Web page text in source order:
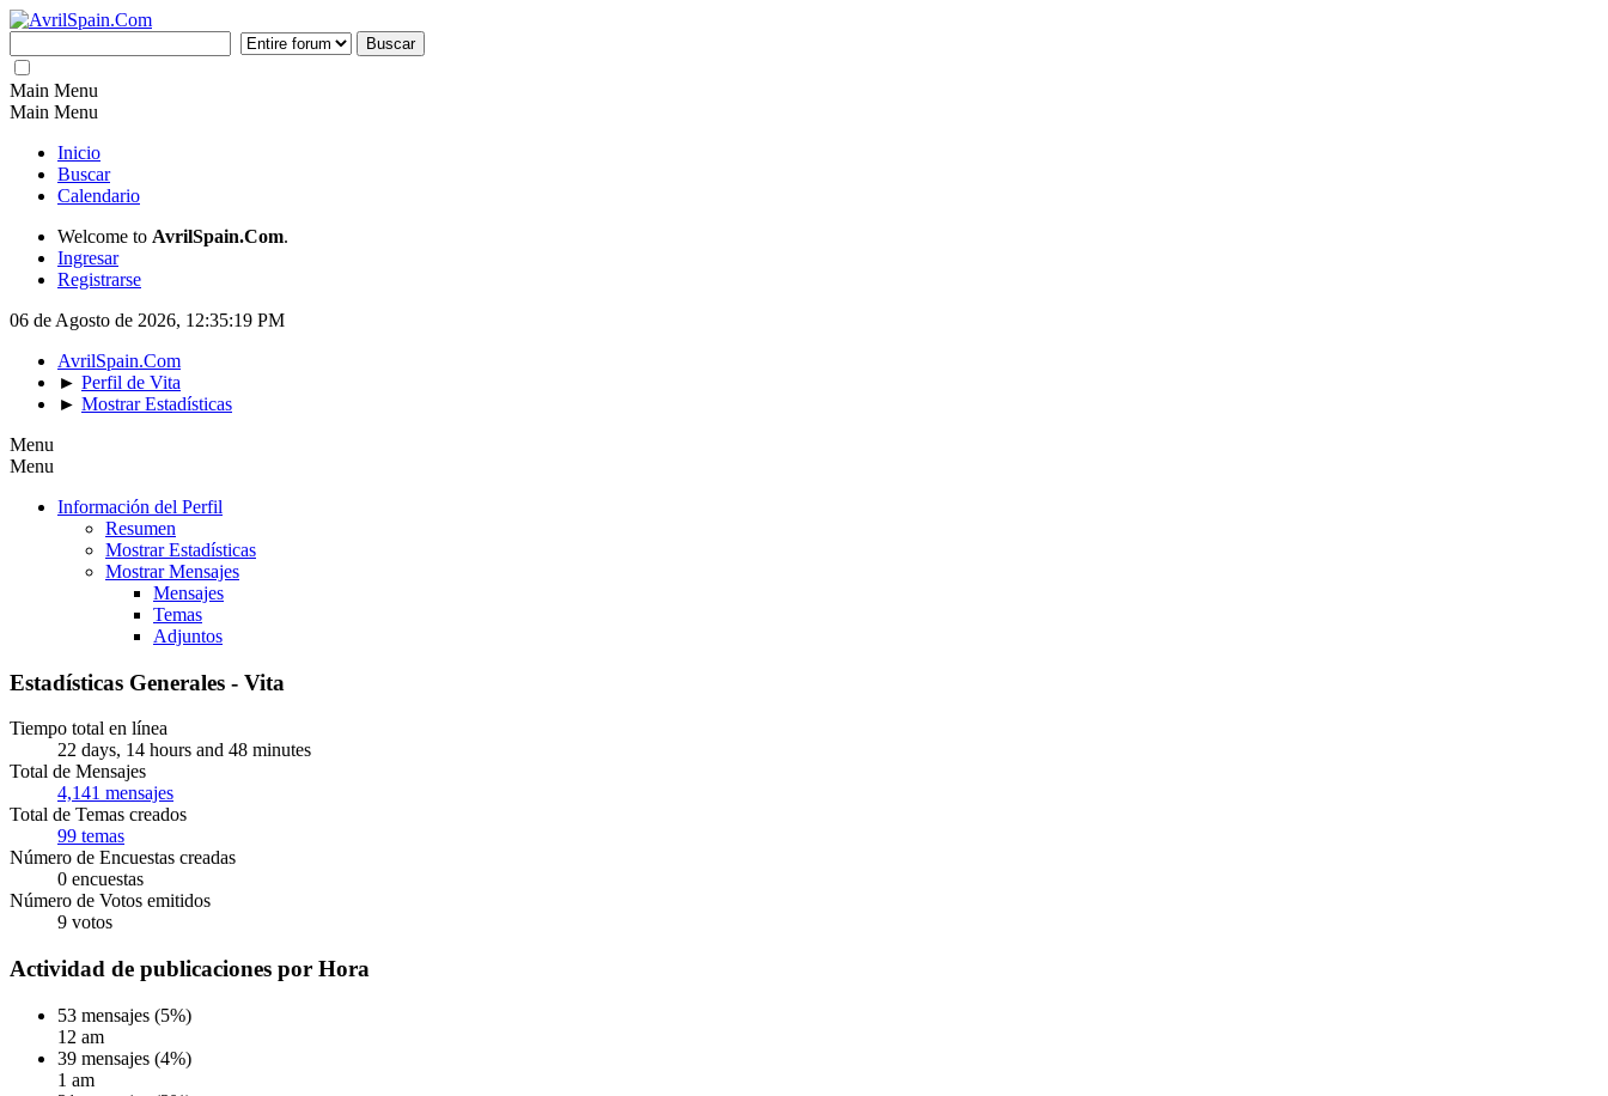
Main Menu
Main Menu
Inicio
Buscar
Calendario
Welcome to AvrilSpain.Com.
Ingresar
Registrarse
06 de Agosto de 2026, 12:35:19 PM
AvrilSpain.Com
► Perfil de Vita
► Mostrar Estadísticas
Menu
Menu
Información del Perfil
Resumen
Mostrar Estadísticas
Mostrar Mensajes
Mensajes
Temas
Adjuntos
Estadísticas Generales - Vita
Tiempo total en línea
22 days, 14 hours and 48 minutes
Total de Mensajes
4,141 mensajes
Total de Temas creados
99 temas
Número de Encuestas creadas
0 encuestas
Número de Votos emitidos
9 votos
Actividad de publicaciones por Hora
53 mensajes (5%)
12 am
39 mensajes (4%)
1 am